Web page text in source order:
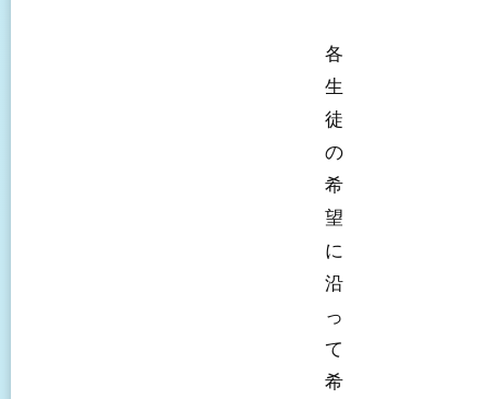
各
生
徒
の
希
望
に
沿
っ
て
希